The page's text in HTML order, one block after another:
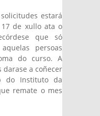
estará
de xullo ata o
que só
persoas
do curso. A
darase a coñecer
do Instituto da
remate o mes